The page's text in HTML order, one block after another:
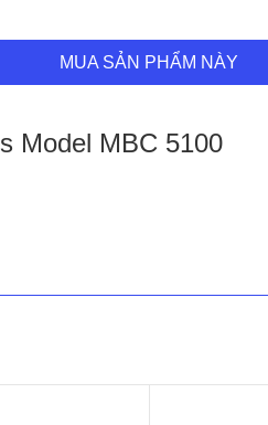
MUA SẢN PHẨM NÀY
Model MBC 5100